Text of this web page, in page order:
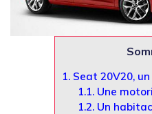
1. Seat 20V20,
1.1.Une
1.2.Un